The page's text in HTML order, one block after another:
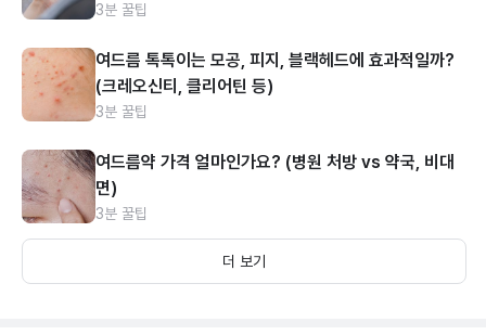
3분 꿀팁
여드름 톡톡이는 모공, 피지, 블랙헤드에 효과적일까?
(크레오신티, 클리어틴 등)
3분 꿀팁
여드름약 가격 얼마인가요? (병원 처방 vs 약국, 비대
면)
3분 꿀팁
더 보기